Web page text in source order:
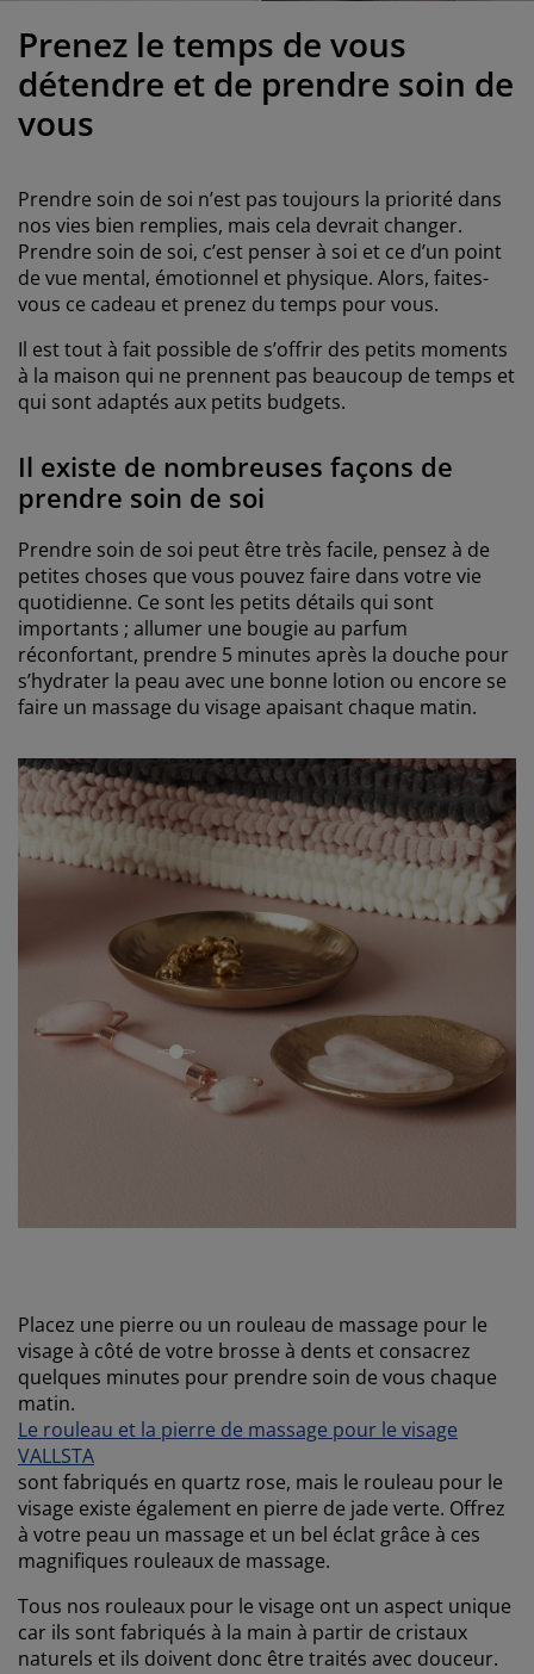
robes
de chambre à coucher
enfant
entretien meubles
pour vitrage
d'extérieur
d’enfant
pour animaux de compagnie
Prenez le temps de vous
détendre et de prendre soin de
vous
Prendre soin de soi n’est pas toujours la priorité dans
nos vies bien remplies, mais cela devrait changer.
Prendre soin de soi, c’est penser à soi et ce d’un point
de vue mental, émotionnel et physique. Alors, faites-
vous ce cadeau et prenez du temps pour vous.
Il est tout à fait possible de s’offrir des petits moments
à la maison qui ne prennent pas beaucoup de temps et
qui sont adaptés aux petits budgets.
Il existe de nombreuses façons de
prendre soin de soi
Prendre soin de soi peut être très facile, pensez à de
petites choses que vous pouvez faire dans votre vie
quotidienne. Ce sont les petits détails qui sont
importants ; allumer une bougie au parfum
réconfortant, prendre 5 minutes après la douche pour
s’hydrater la peau avec une bonne lotion ou encore se
faire un massage du visage apaisant chaque matin.
open
Placez une pierre ou un rouleau de massage pour le
visage à côté de votre brosse à dents et consacrez
quelques minutes pour prendre soin de vous chaque
matin.
Le rouleau et la pierre de massage pour le visage
VALLSTA
sont fabriqués en quartz rose, mais le rouleau pour le
visage existe également en pierre de jade verte. Offrez
à votre peau un massage et un bel éclat grâce à ces
magnifiques rouleaux de massage.
Tous nos rouleaux pour le visage ont un aspect unique
car ils sont fabriqués à la main à partir de cristaux
naturels et ils doivent donc être traités avec douceur.